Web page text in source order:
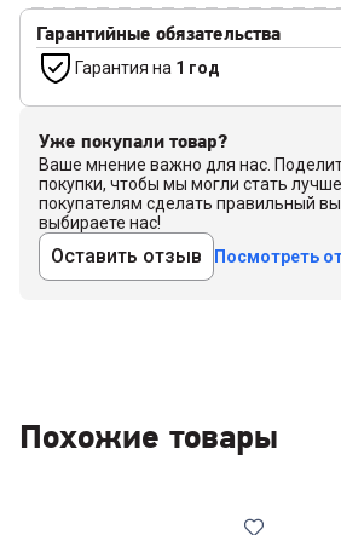
Гарантийные обязательства
Гарантия на 1 год
Уже покупали товар?
Ваше мнение важно для нас.
покупки, чтобы мы могли стать
покупателям сделать правильный
выбираете нас!
Оставить отзыв Посмотреть
Похожие товары